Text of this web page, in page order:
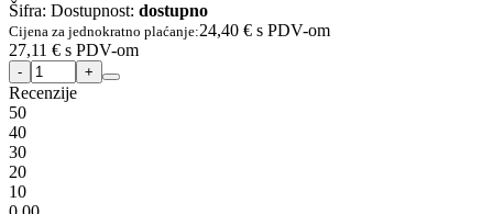
Šifra: Dostupnost: dostupno
Cijena za jednokratno plaćanje:24,40 € s PDV-om
27,11 € s PDV-om
Recenzije
50
40
30
20
10